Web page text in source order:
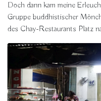
Doch dann kam meine
Gruppe buddhistischer
des Chay-Restaurants Platz